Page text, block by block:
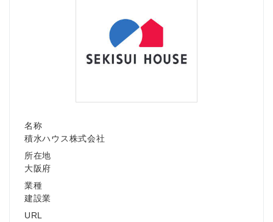
名称
積水ハウス株式会社
所在地
大阪府
業種
建設業
URL